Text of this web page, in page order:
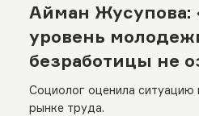
Айман Жусупова:
уровень
безработицы не
отсутствие
Социолог оценила ситуацию
рынке труда.